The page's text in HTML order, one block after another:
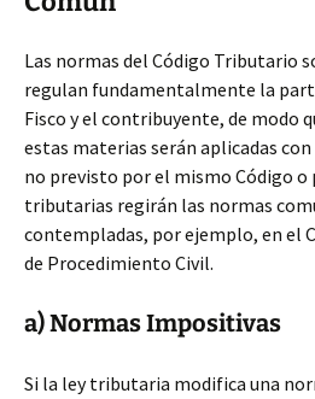
Las normas del Código Tributario
regulan fundamentalmente la
Fisco y el contribuyente, de modo
estas materias serán aplicadas
no previsto por el mismo Código o
tributarias regirán las normas
contempladas, por ejemplo, en el
de Procedimiento Civil.
a) Normas Impositivas
Si la ley tributaria modifica una